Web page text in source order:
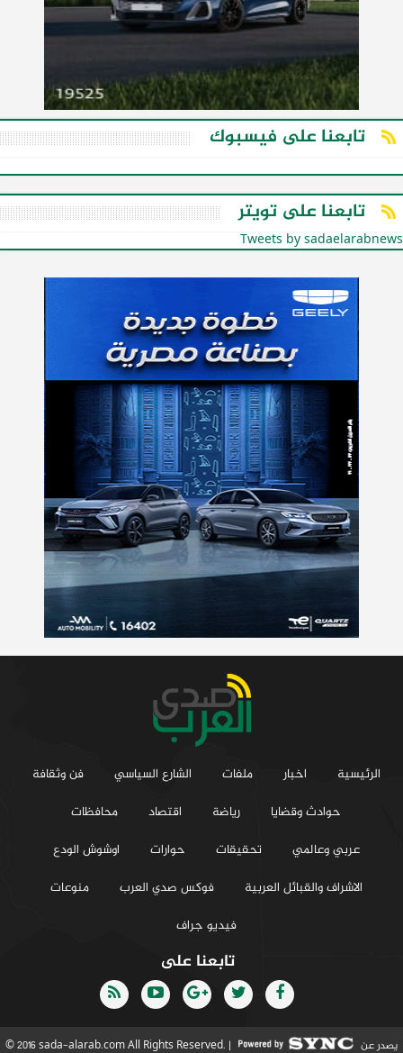
تابعنا على فيسبوك
تابعنا على تويتر
Tweets by sadaelarabnews
الرئيسية اخبار ملفات الشارع السياسي
فن وثقافة
حوادث وقضايا
رياضة اقتصاد
محافظات
عربي وعالمي
تحقيقات حوارات
اوشوش الودع
الاشراف والقبائل العربية
فوكس صدي العرب
منوعات
فيديو جراف
تابعنا على
© 2016 sada-alarab.com All Rights Reserved. | يصدر عن